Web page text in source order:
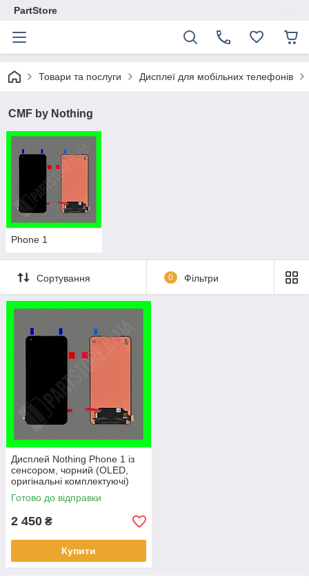
PartStore
Товари та послуги Дисплеї для мобільних телефонів
CMF by Nothing
Phone 1
Сортування 0 Фільтри
Дисплей Nothing Phone 1 із
сенсором, чорний (OLED,
оригінальні комплектуючі)
Готово до відправки
2 450 ₴
Купити